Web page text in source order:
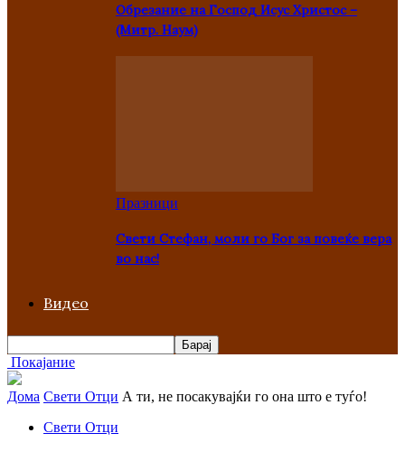
Oбрезание на Господ Исус Христос –
(Митр. Наум)
Празници
Свети Стефан, моли го Бог за повеќе вера
во нас!
Видео
Покајание
Дома Свети Отци А ти, не посакувајќи го она што е туѓо!
Свети Отци